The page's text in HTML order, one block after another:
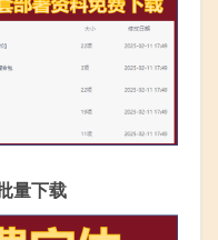
量下载